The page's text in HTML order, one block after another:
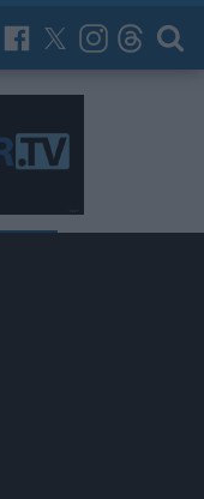
News Now Archív